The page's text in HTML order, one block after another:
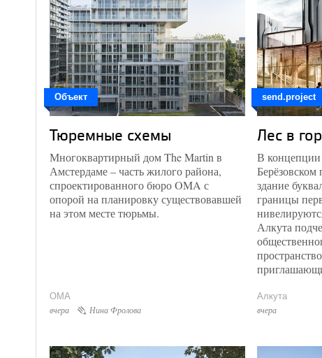
Объект
Тюремные схемы
Многоквартирный дом The Martin в
Амстердаме – часть жилого района,
спроектированного бюро OMA с
опорой на планировку существовавшей
на этом месте тюрьмы.
OMA
вчера Нина Фролова
send.project
Лес в
В концепции
здание
границы
Алкута
Алкута
вчера